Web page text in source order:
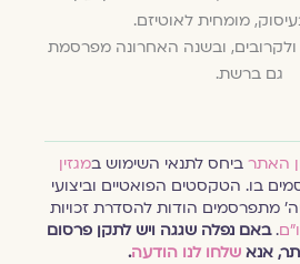
מומחית לאוטיזם.
ובשנה האחרונה מפרסמת
גם ברשת.
האתרביחס לתנאי השימוש ב מגזין
בו. הטקסטים הפואטיים וביצועי
מתפרסמים הודות להסדרת זכויות
.באם נפלה שגגה ויש לתקן פרסום
אנאשלחו לנו הודעה.